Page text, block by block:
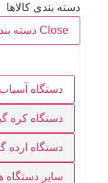
دسته بندی کالاها
Close دسته بندی کالاها
دستگاه آسیاب
دستگاه کره
دستگاه ارده
سایر دستگاه